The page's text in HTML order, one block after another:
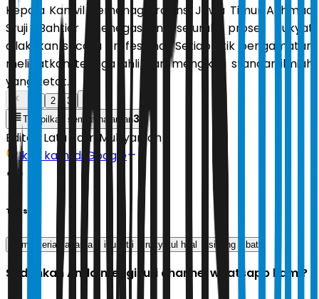
Kepala Kanwil Kemenag Provinsi Jawa Timur Akhmad
Sruji Bahtiar menegaskan, seluruh proses rukyat
dilakukan secara profesional. Setiap titik pengamatan
melibatkan tenaga ahli dan mengikuti standar ilmiah
yang ketat.
2
3
Tampilkan semua halaman3
Editor: Latu Ratri Mubyarsah
Ikuti kami di Google
Tags
kementerian agama idul fitri rukyatul hilal sidang isbat
Sudahkah Anda mengikuti channel whatsapp kami?